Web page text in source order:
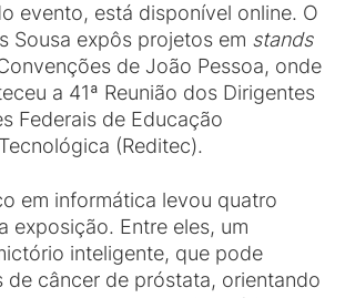
evento, está disponível online. O
Sousa expôs projetos em stands
de João Pessoa, onde
a 41ª Reunião dos Dirigentes
Federais de Educação
(Reditec).
em informática levou quatro
exposição. Entre eles, um
inteligente, que pode
de câncer de próstata, orientando